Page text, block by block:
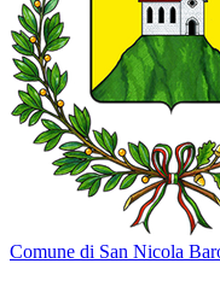
Comune di San Nicola